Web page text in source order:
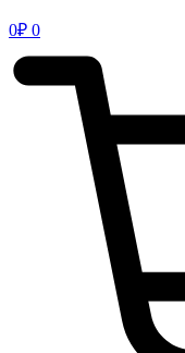
0₽ 0